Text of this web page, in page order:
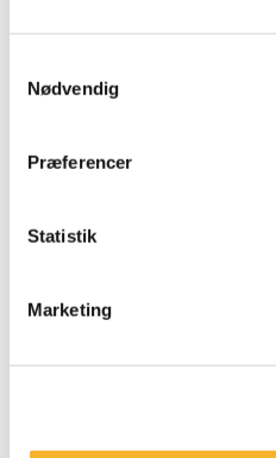
Nødvendig
Præferencer
Statistik
Marketing
Læs mere om zExpense